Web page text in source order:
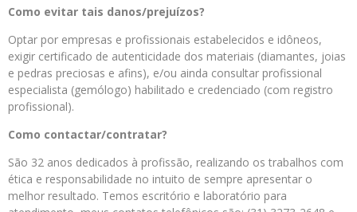
Como evitar tais danos/prejuízos?
Optar por empresas e profissionais estabelecidos e idôneos,
exigir certificado de autenticidade dos materiais (diamantes, joias
e pedras preciosas e afins), e/ou ainda consultar profissional
especialista (gemólogo) habilitado e credenciado (com registro
profissional).
Como contactar/contratar?
São 32 anos dedicados à profissão, realizando os trabalhos com
ética e responsabilidade no intuito de sempre apresentar o
melhor resultado. Temos escritório e laboratório para